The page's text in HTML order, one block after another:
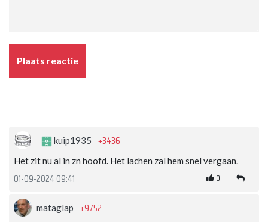
Plaats reactie
kuip1935 +3436
Het zit nu al in zn hoofd. Het lachen zal hem snel vergaan.
01-09-2024 09:41 0
mataglap +9752